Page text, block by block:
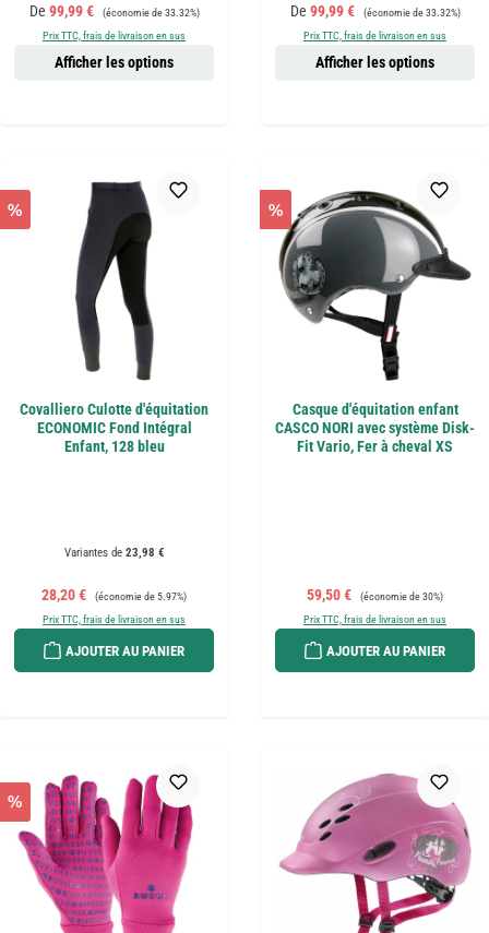
Prix de vente :
De 99,99 € Prix régulier :
(économie de 33.32%)
Prix TTC, frais de livraison en sus
Afficher les options
Prix de vente :
De 99,99 € Prix régulier :
(économie de 33.32%)
Prix TTC, frais de livraison en sus
Afficher les options
%
Covalliero Culotte d'équitation
ECONOMIC Fond Intégral
Enfant, 128 bleu
Variantes de23,98 €
Prix de vente :
28,20 € Prix régulier :
(économie de 5.97%)
Prix TTC, frais de livraison en sus
AJOUTER AU PANIER
%
Casque d'équitation enfant
CASCO NORI avec système Disk-
Fit Vario, Fer à cheval XS
Prix de vente :
59,50 € Prix régulier :
(économie de 30%)
Prix TTC, frais de livraison en sus
AJOUTER AU PANIER
%